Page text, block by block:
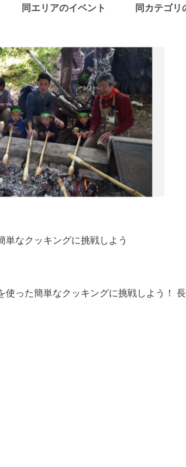
同エリアのイベント 同カテゴリ
単なクッキングに挑戦しよう
使った簡単なクッキングに挑戦しよう！